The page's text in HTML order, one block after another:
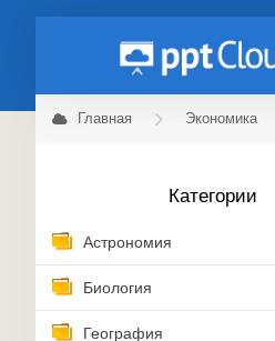
Главная Экономика
Категории
Астрономия
Биология
География